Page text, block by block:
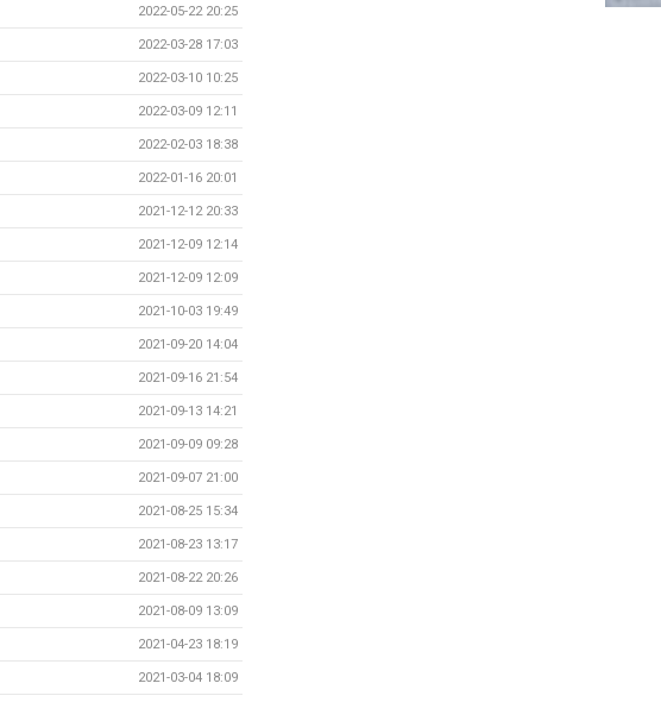
2022-05-22 20:25
2022-03-28 17:03
2022-03-10 10:25
2022-03-09 12:11
2022-02-03 18:38
2022-01-16 20:01
2021-12-12 20:33
2021-12-09 12:14
2021-12-09 12:09
2021-10-03 19:49
2021-09-20 14:04
2021-09-16 21:54
2021-09-13 14:21
2021-09-09 09:28
2021-09-07 21:00
2021-08-25 15:34
2021-08-23 13:17
2021-08-22 20:26
2021-08-09 13:09
2021-04-23 18:19
2021-03-04 18:09